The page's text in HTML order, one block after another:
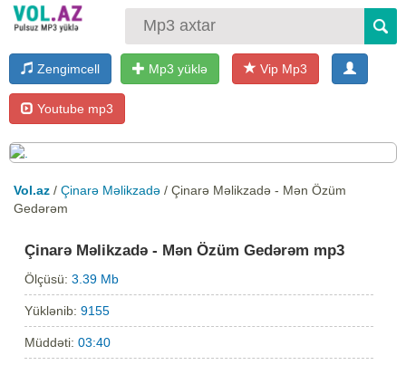
Zengimcell Mp3 yüklə Vip Mp3
Youtube mp3
Vol.az / Çinarə Məlikzadə / Çinarə Məlikzadə - Mən Özüm
Gedərəm
Çinarə Məlikzadə - Mən Özüm Gedərəm mp3
Ölçüsü:3.39 Mb
Yüklənib:9155
Müddəti:03:40